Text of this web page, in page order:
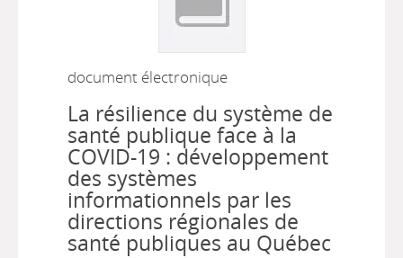
document électronique
La résilience du système de
santé publique face à la
COVID-19 : développement
des systèmes
informationnels par les
directions régionales de
santé publiques au Québec